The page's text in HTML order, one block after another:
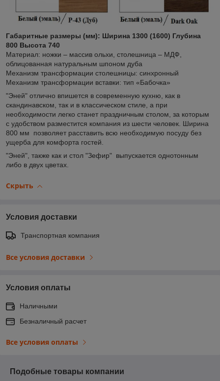
Габаритные размеры (мм): Ширина 1300 (1600) Глубина
800 Высота 740
Материал: ножки – массив ольхи, столешница – МДФ,
облицованная натуральным шпоном дуба
Механизм трансформации столешницы: синхронный
Механизм трансформации вставки: тип «Бабочка»
"Эней" отлично впишется в современную кухню, как в
скандинавском, так и в классическом стиле, а при
необходимости легко станет праздничным столом, за которым
с удобством разместится компания из шести человек. Ширина
800 мм позволяет расставить всю необходимую посуду без
ущерба для комфорта гостей.
"Эней", также как и стол "Зефир" выпускается однотонным
либо в двух цветах.
Скрыть
Условия доставки
Транспортная компания
Все условия доставки
Условия оплаты
Наличными
Безналичный расчет
Все условия оплаты
Подобные товары компании